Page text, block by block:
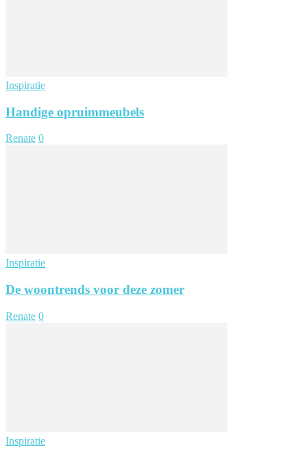
Inspiratie
Handige opruimmeubels
Renate 0
Inspiratie
De woontrends voor deze zomer
Renate 0
Inspiratie